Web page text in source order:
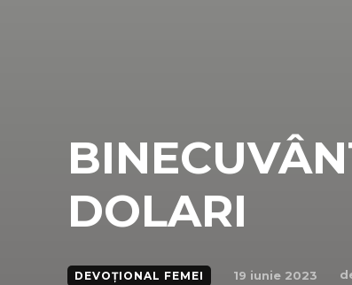
DOLARI
DEVOȚIONAL FEMEI 19 iunie 2023